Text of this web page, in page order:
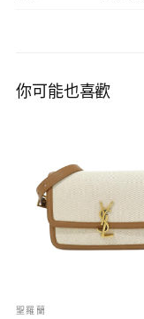
你可能也喜歡
聖羅蘭